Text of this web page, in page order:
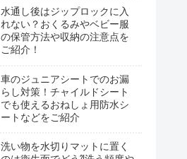
水通し後はジップロックに入
れない？おくるみやベビー服
の保管方法や収納の注意点を
ご紹介！
車のジュニアシートでのお漏
らし対策！チャイルドシート
でも使えるおねしょ用防水シ
ートなどをご紹介
洗い物を水切りマットに置く